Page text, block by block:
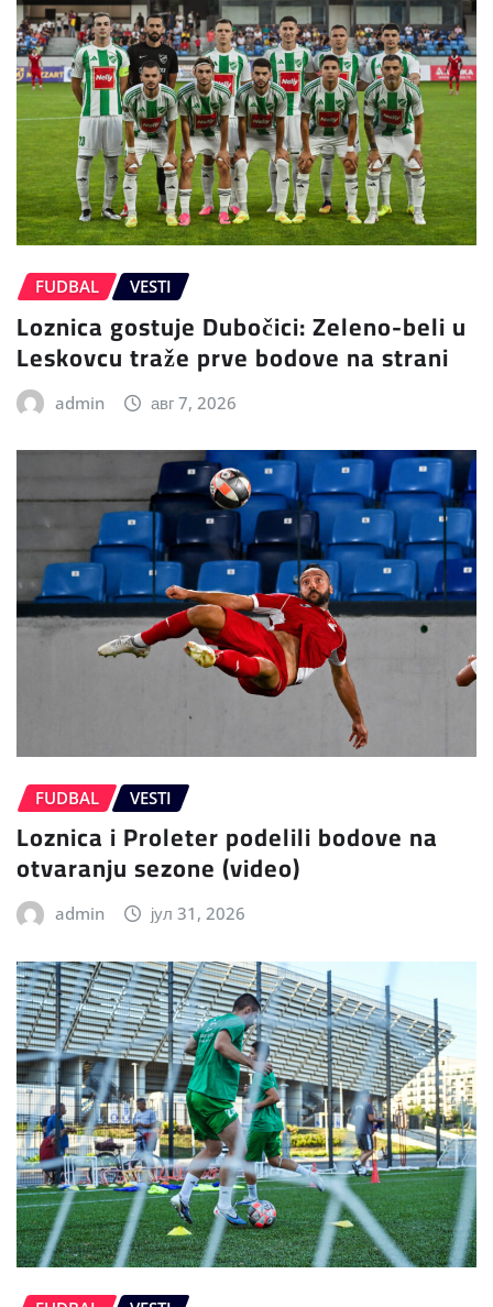
FUDBAL VESTI
Loznica gostuje Dubočici: Zeleno-beli u
Leskovcu traže prve bodove na strani
admin авг 7, 2026
FUDBAL VESTI
Loznica i Proleter podelili bodove na
otvaranju sezone (video)
admin јул 31, 2026